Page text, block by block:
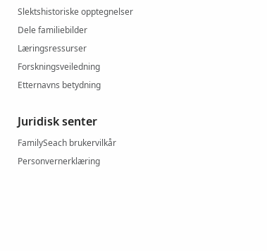
Slektshistoriske opptegnelser
Dele familiebilder
Læringsressurser
Forskningsveiledning
Etternavns betydning
Juridisk senter
FamilySeach brukervilkår
Personvernerklæring